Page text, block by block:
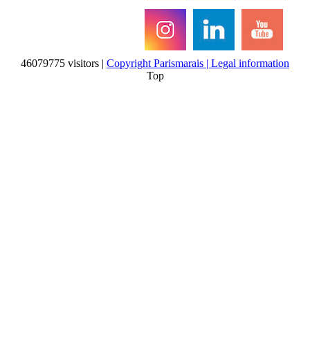
46079775 visitors | Copyright Parismarais | Legal information
Top